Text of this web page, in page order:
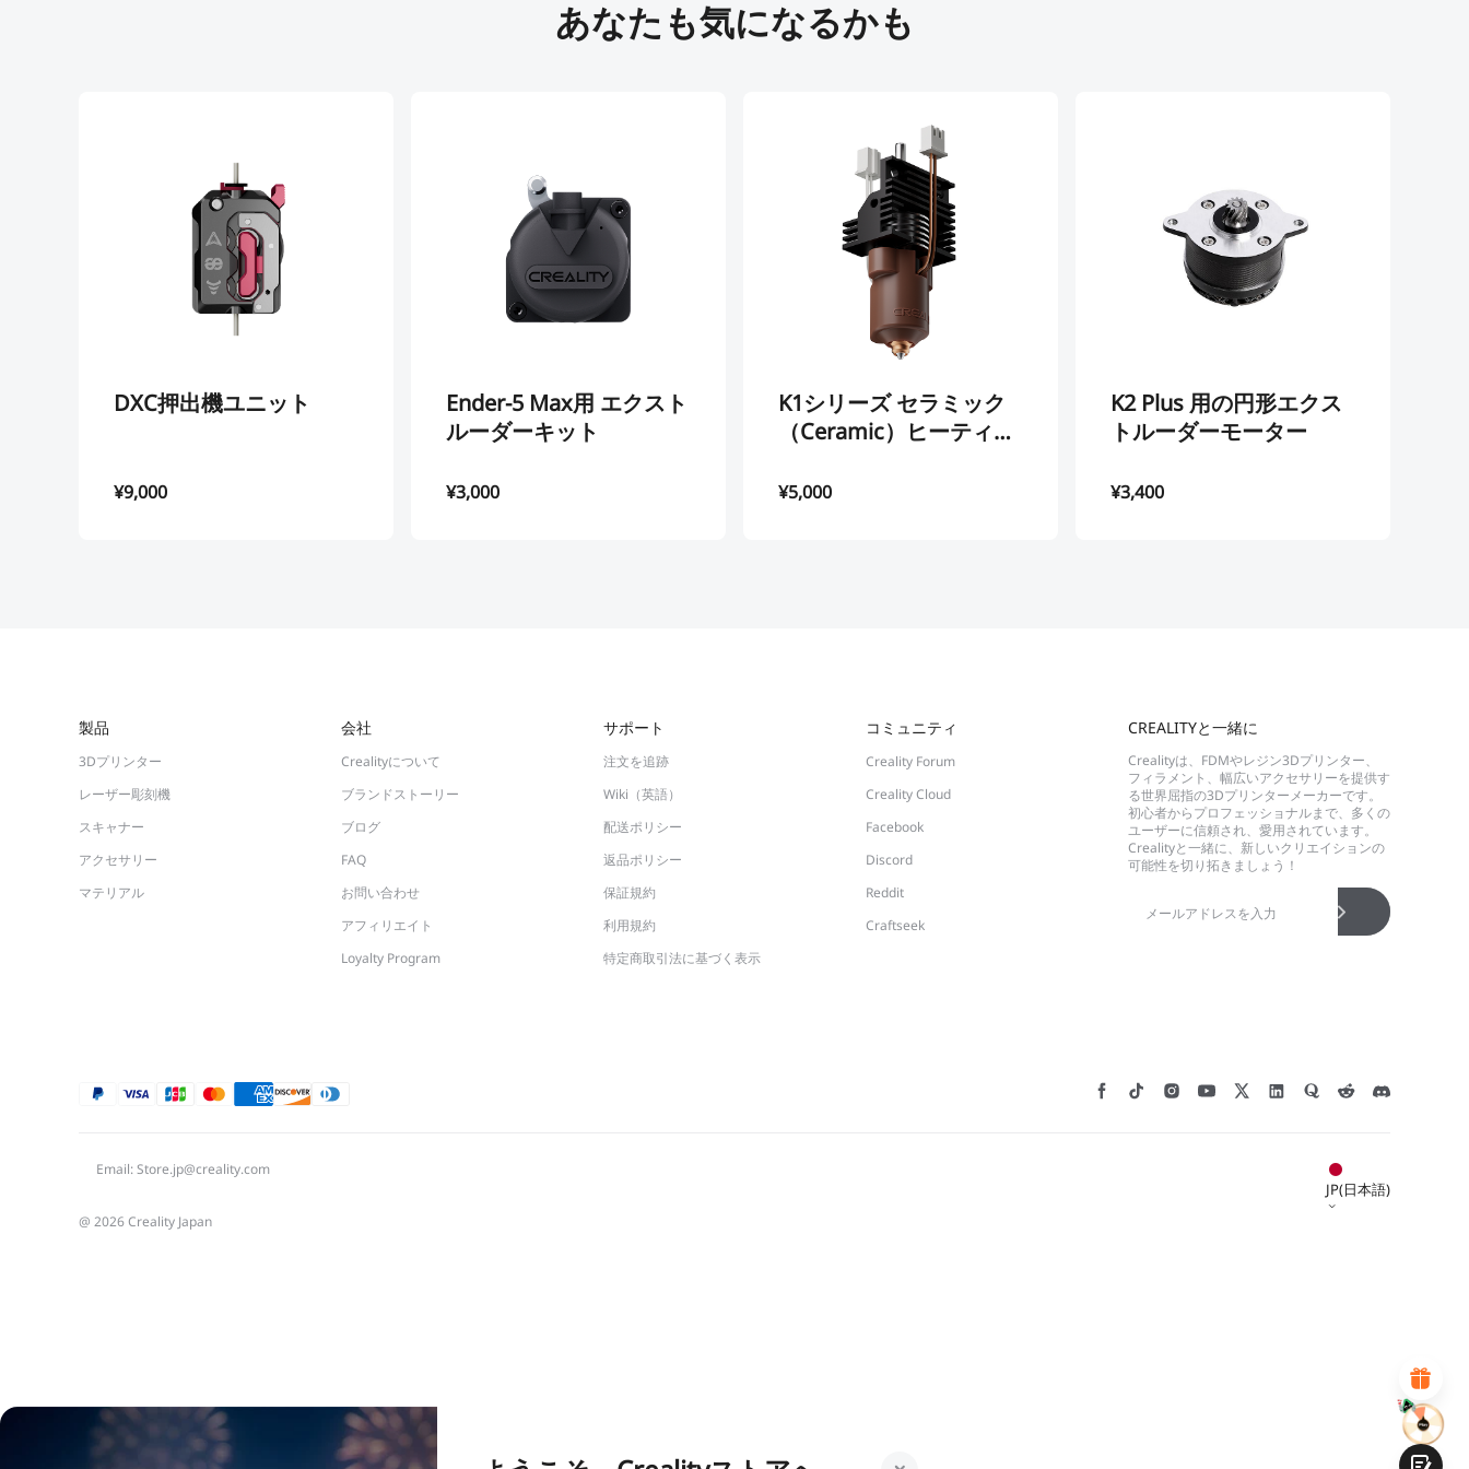
あなたも気になるかも
DXC押出機ユニット
¥9,000
Ender-5 Max用 エクスト
ルーダーキット
¥3,000
K1シリーズ セラミック
（Ceramic）ヒーティン
簡単なノズルキット
¥5,000
K2 Plus 用の円形エクス
トルーダーモーター
¥3,400
満足
製品
3Dプリンター
レーザー彫刻機
スキャナー
アクセサリー
マテリアル
会社
Crealityについて
ブランドストーリー
ブログ
FAQ
お問い合わせ
アフィリエイト
Loyalty Program
サポート
注文を追跡
Wiki（英語）
配送ポリシー
返品ポリシー
保証規約
利用規約
特定商取引法に基づく表示
コミュニティ
Creality Forum
Creality Cloud
Facebook
Discord
Reddit
Craftseek
CREALITYと一緒に
Crealityは、FDMやレジン3Dプリンター、
フィラメント、幅広いアクセサリーを提供す
る世界屈指の3Dプリンターメーカーです。
初心者からプロフェッショナルまで、多くの
ユーザーに信頼され、愛用されています。
Crealityと一緒に、新しいクリエイションの
可能性を切り拓きましょう！
Email: Store.jp@creality.com
JP(日本語)
@ 2026 Creality Japan